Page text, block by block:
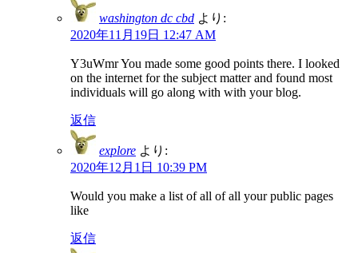
washington dc cbd より:
2020年11月19日 12:47 AM
Y3uWmr You made some good points there. I looked
on the internet for the subject matter and found most
individuals will go along with with your blog.
返信
explore より:
2020年12月1日 10:39 PM
Would you make a list of all of all your public pages
like
返信